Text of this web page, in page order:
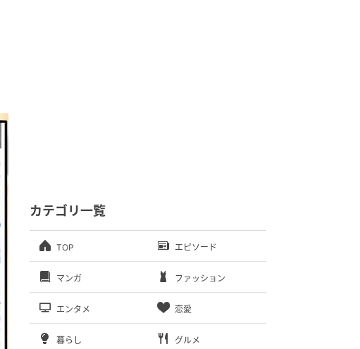
カテゴリ一覧
TOP エピソード
マンガ ファッション
エンタメ 恋愛
暮らし グルメ